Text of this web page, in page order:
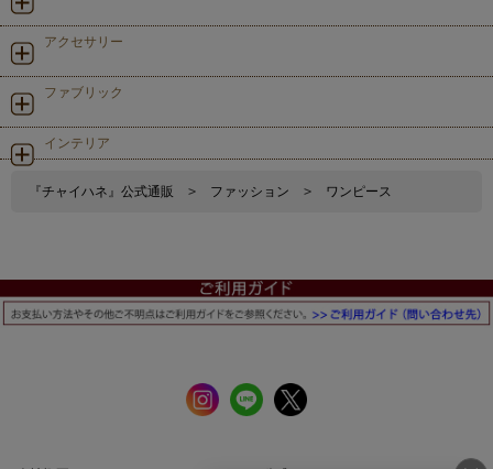
アクセサリー
ファブリック
インテリア
『チャイハネ』公式通販 > ファッション > ワンピース